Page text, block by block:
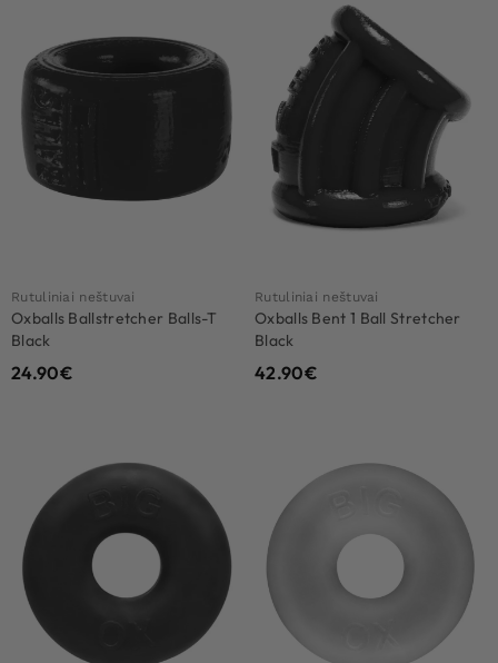
Rutuliniai neštuvai
Oxballs Ballstretcher Balls-T
Black
24.90€
Rutuliniai neštuvai
Oxballs Bent 1 Ball Stretcher
Black
42.90€